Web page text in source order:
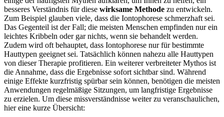
besseres Verständnis für diese wirksame Methode zu entwickeln.
Zum Beispiel glauben viele, dass die Iontophorese schmerzhaft sei.
Das Gegenteil ist der Fall; die meisten Menschen empfinden nur ein
leichtes Kribbeln oder gar nichts, wenn sie behandelt werden.
Zudem wird oft behauptet, dass Iontophorese nur für bestimmte
Hauttypen geeignet sei. Tatsächlich können nahezu alle Hauttypen
von dieser Therapie profitieren. Ein weiterer verbreiteter Mythos ist
die Annahme, dass die Ergebnisse sofort sichtbar sind. Während
einige Effekte kurzfristig spürbar sein können, benötigen die meisten
Anwendungen regelmäßige Sitzungen, um langfristige Ergebnisse
zu erzielen. Um diese missverständnisse weiter zu veranschaulichen,
hier eine kurze Übersicht: